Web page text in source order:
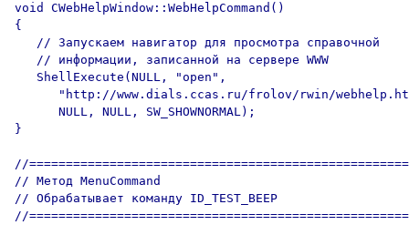
void CWebHelpWindow::WebHelpCommand()
{
   // Запускаем навигатор для просмотра справочной
   // информации, записанной на сервере WWW
   ShellExecute(NULL, "open",
"http://www.dials.ccas.ru/frolov/rwin/
      NULL, NULL, SW_SHOWNORMAL);
}
//
// Метод MenuCommand
// Обрабатывает команду ID_TEST_BEEP
//